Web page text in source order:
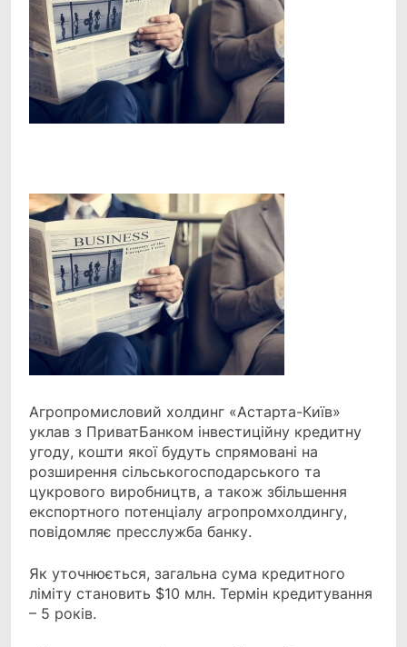
Link
Агропромисловий холдинг «Астарта-Київ»
уклав з ПриватБанком інвестиційну кредитну
угоду, кошти якої будуть спрямовані на
розширення сільськогосподарського та
цукрового виробництв, а також збільшення
експортного потенціалу агропромхолдингу,
повідомляє пресслужба банку.
Як уточнюється, загальна сума кредитного
ліміту становить $10 млн. Термін кредитування
– 5 років.